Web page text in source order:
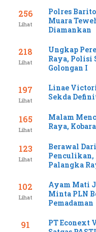
256
Lihat
Polres
Muara
Diamankan
218
Lihat
Ungkap
Raya, Polisi
Golongan I
197
Lihat
Linae
Sekda
165
Lihat
Malam
Raya,
123
Lihat
Berawal
Penculikan,
Palangka
102
Lihat
Ayam Mati
Minta PLN
Pemadaman
91
PT Econext